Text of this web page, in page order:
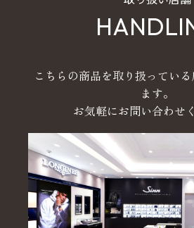
こちらの商品を取り扱ってい
ます。
お気軽にお問い合わせ